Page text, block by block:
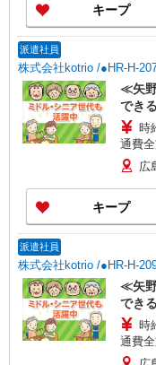
キープ
派遣社員
株式会社kotrio /●HR-H-
≪矢
でき
時
通費
広
キープ
派遣社員
株式会社kotrio /●HR-H-
≪矢
でき
時
通費